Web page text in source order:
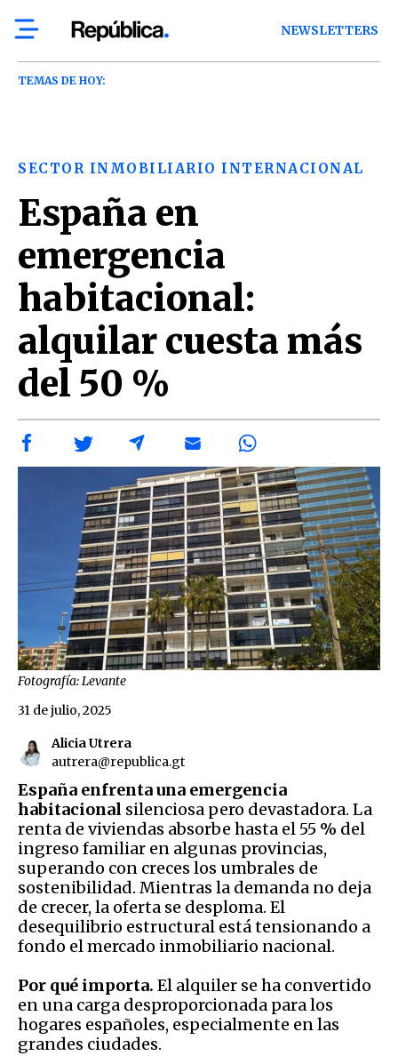
NEWSLETTERS
TEMAS DE HOY:
SECTOR INMOBILIARIO INTERNACIONAL
España en
emergencia
habitacional:
alquilar cuesta más
del 50 %
Fotografía: Levante
Alicia Utrera
autrera@republica.gt
31 de julio, 2025
España enfrenta una emergencia
habitacional silenciosa pero devastadora. La
renta de viviendas absorbe hasta el 55 % del
ingreso familiar en algunas provincias,
superando con creces los umbrales de
sostenibilidad. Mientras la demanda no deja
de crecer, la oferta se desploma. El
desequilibrio estructural está tensionando a
fondo el mercado inmobiliario nacional.
Por qué importa. El alquiler se ha convertido
en una carga desproporcionada para los
hogares españoles, especialmente en las
grandes ciudades.